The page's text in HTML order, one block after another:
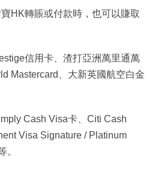
HK轉賬或付款時，也可以賺取
信用卡、渣打亞洲萬里通萬
Mastercard、大新英國航空白金
Cash Visa卡、Citi Cash
Visa Signature / Platinum
。